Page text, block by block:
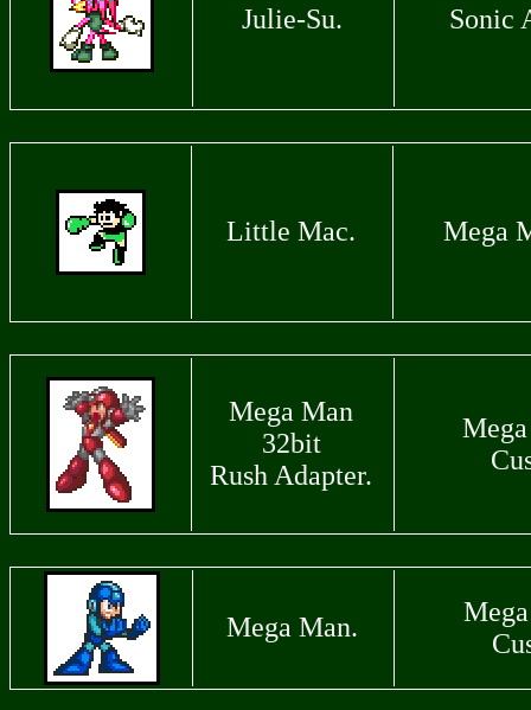
Julie-Su. Sonic
Little Mac. Mega
Mega Man
32bit
Rush Adapter.
Mega Man.